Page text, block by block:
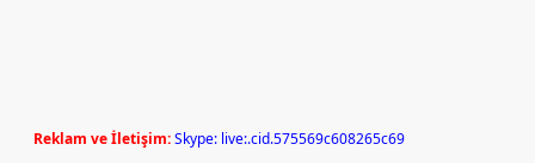
Reklam ve İletişim:Skype: live:.cid.575569c608265c69